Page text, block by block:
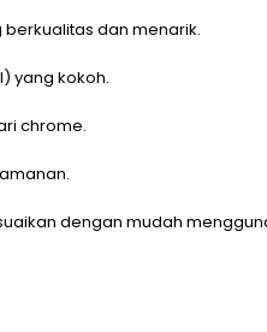
berkualitas dan menarik.
yang kokoh.
chrome.
dengan mudah